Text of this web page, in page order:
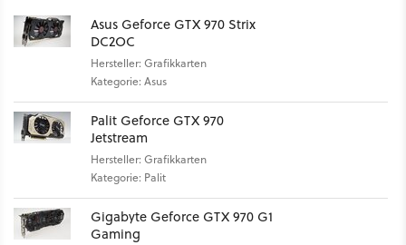
Asus Geforce GTX 970 Strix
DC2OC
Hersteller: Grafikkarten
Kategorie: Asus
Palit Geforce GTX 970
Jetstream
Hersteller: Grafikkarten
Kategorie: Palit
Gigabyte Geforce GTX 970 G1
Gaming